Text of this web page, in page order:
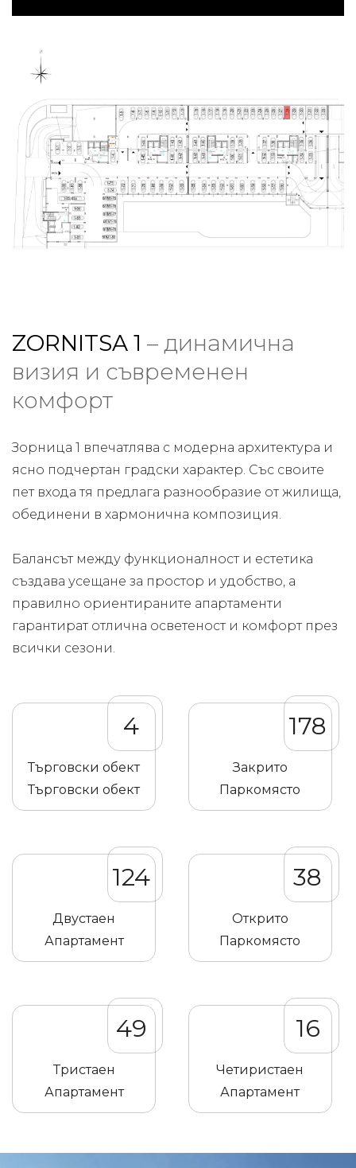
ZORNITSA 1 – динамична
визия и съвременен
комфорт
Зорница 1 впечатлява с модерна архитектура и
ясно подчертан градски характер. Със своите
пет входа тя предлага разнообразие от жилища,
обединени в хармонична композиция.
Балансът между функционалност и естетика
създава усещане за простор и удобство, а
правилно ориентираните апартаменти
гарантират отлична осветеност и комфорт през
всички сезони.
4
Търговски обект
Търговски обект
178
Закрито
Паркомясто
124
Двустаен
Апартамент
38
Открито
Паркомясто
49
Тристаен
Апартамент
16
Четиристаен
Апартамент